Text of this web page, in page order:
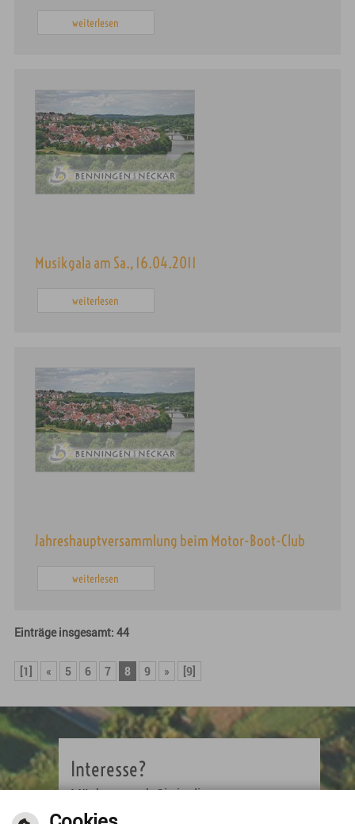
weiterlesen
Musikgala am Sa., 16.04.2011
weiterlesen
Jahreshauptversammlung beim Motor-Boot-Club
weiterlesen
Einträge insgesamt: 44
[1] « 5 6 7 8 9 » [9]
Interesse?
Möchten auch Sie in dieser
Rubrik inserieren? Bitte füllen Sie